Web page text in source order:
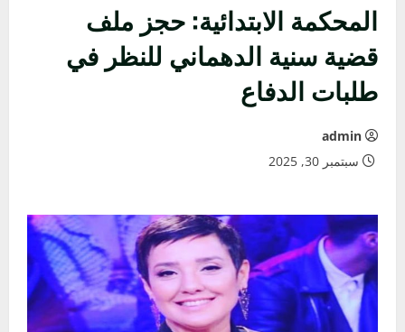
المحكمة الابتدائية: حجز ملف
قضية سنية الدهماني للنظر في
طلبات الدفاع
admin
سبتمبر 30, 2025